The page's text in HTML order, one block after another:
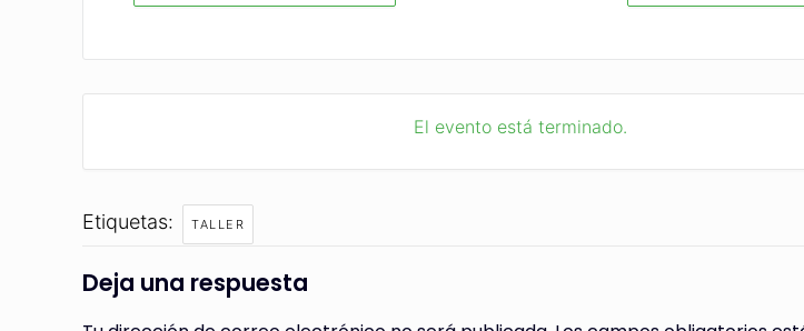
El evento está terminado.
Etiquetas: TALLER
Deja una respuesta